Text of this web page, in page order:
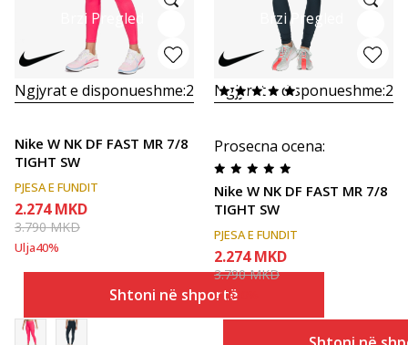
Brzi Pregled
Ngjyrat e disponueshme:2
Nike W NK DF FAST MR 7/8
TIGHT SW
PJESA E FUNDIT
2.274 MKD
3.790MKD
Ulja40%
Shtoni në shportë
Brzi Pregled
Ngjyrat e disponueshme:2
Prosecna ocena:
Nike W NK DF FAST MR 7/8
TIGHT SW
PJESA E FUNDIT
2.274 MKD
3.790MKD
Ulja40